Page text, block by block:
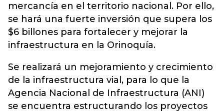
mercancía en el territorio nacional. Por ello,
se hará una fuerte inversión que supera los
$6 billones para fortalecer y mejorar la
infraestructura en la Orinoquía.
Se realizará un mejoramiento y crecimiento
de la infraestructura vial, para lo que la
Agencia Nacional de Infraestructura (ANI)
se encuentra estructurando los proyectos